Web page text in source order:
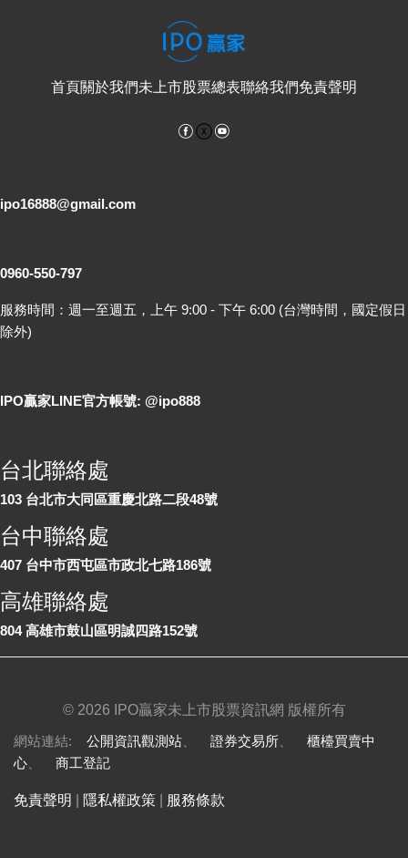
首頁關於我們未上市股票總表聯絡我們免責聲明
Facebook
ipo16888@gmail.com
0960-550-797
服務時間：週一至週五，上午 9:00 - 下午 6:00 (台灣時間，國定假日
除外)
IPO贏家LINE官方帳號: @ipo888
台北聯絡處
103 台北市大同區重慶北路二段48號
台中聯絡處
407 台中市西屯區市政北七路186號
高雄聯絡處
804 高雄市鼓山區明誠四路152號
© 2026 IPO贏家未上市股票資訊網 版權所有
網站連結: 公開資訊觀測站 證券交易所
櫃檯買賣中
心
商工登記
免責聲明 隱私權政策 服務條款